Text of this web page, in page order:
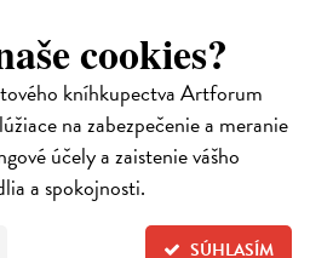
cookies?
kníhkupectva Artforum
na zabezpečenie a meranie
účely a zaistenie vášho
a spokojnosti.
SÚHLASÍM
zo svojej železnej pevnosti.
na sklade